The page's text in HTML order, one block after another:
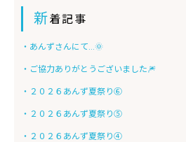
新着記事
・あんずさんにて…🌞
・ご協力ありがとうございました🎆
・２０２６あんず夏祭り⑥
・２０２６あんず夏祭り⑤
・２０２６あんず夏祭り④